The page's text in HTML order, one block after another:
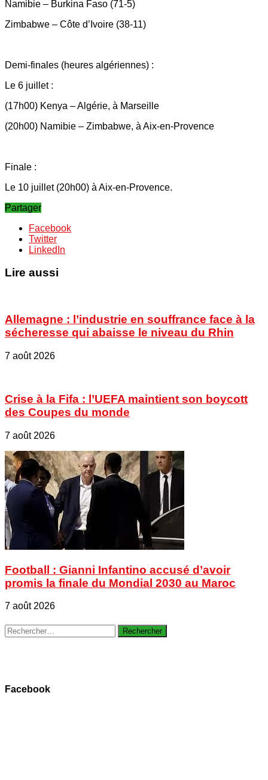
Namibie – Burkina Faso (71-5)
Zimbabwe – Côte d’Ivoire (38-11)
Demi-finales (heures algériennes) :
Le 6 juillet :
(17h00) Kenya – Algérie, à Marseille
(20h00) Namibie – Zimbabwe, à Aix-en-Provence
Finale :
Le 10 juillet (20h00) à Aix-en-Provence.
Partager
Facebook
Twitter
LinkedIn
Lire aussi
Allemagne : l’industrie en souffrance face à la
sécheresse qui abaisse le niveau du Rhin
7 août 2026
Crise à la Fifa : l’UEFA maintient son boycott
des Coupes du monde
7 août 2026
Football : Gianni Infantino accusé d’avoir
promis la finale du Mondial 2030 au Maroc
7 août 2026
Rechercher :
Facebook